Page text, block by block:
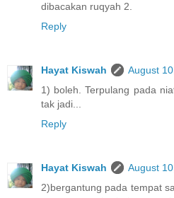
dibacakan ruqyah 2.
Reply
Hayat Kiswah
August
1) boleh. Terpulang pada
tak jadi...
Reply
Hayat Kiswah
August
2)bergantung pada tempat